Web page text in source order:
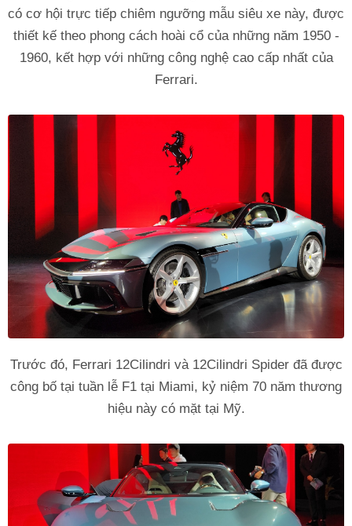
có cơ hội trực tiếp chiêm ngưỡng mẫu siêu xe này, được
thiết kế theo phong cách hoài cổ của những năm 1950 -
1960, kết hợp với những công nghệ cao cấp nhất của
Ferrari.
Trước đó, Ferrari 12Cilindri và 12Cilindri Spider đã được
công bố tại tuần lễ F1 tại Miami, kỷ niệm 70 năm thương
hiệu này có mặt tại Mỹ.